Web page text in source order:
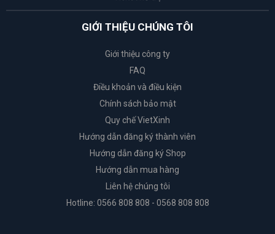
GIỚI THIỆU CHÚNG TÔI
Giới thiệu công ty
FAQ
Điều khoản và điều kiện
Chính sách bảo mật
Quy chế VietXinh
Hướng dẫn đăng ký thành viên
Hướng dẫn đăng ký Shop
Hướng dẫn mua hàng
Liên hệ chúng tôi
Hotline: 0566 808 808 - 0568 808 808